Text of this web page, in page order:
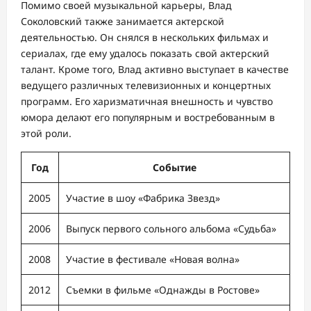
Помимо своей музыкальной карьеры, Влад
Соколовский также занимается актерской
деятельностью. Он снялся в нескольких фильмах и
сериалах, где ему удалось показать свой актерский
талант. Кроме того, Влад активно выступает в качестве
ведущего различных телевизионных и концертных
программ. Его харизматичная внешность и чувство
юмора делают его популярным и востребованным в
этой роли.
Год Событие
2005 Участие в шоу «Фабрика Звезд»
2006 Выпуск первого сольного альбома «Судьба»
2008 Участие в фестивале «Новая волна»
2012 Съемки в фильме «Однажды в Ростове»